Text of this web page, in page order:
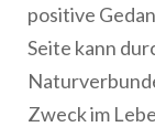
positive
Seite kann
Zweck im